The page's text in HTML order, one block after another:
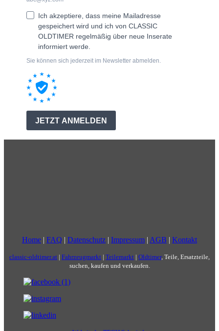
Home | FAQ | Datenschutz | Impressum | AGB | Kontakt
classic-oldtimer.at | Fahrzeugmarkt | Teilemarkt | Oldtimer, Teile, Ersatzteile,
suchen, kaufen und verkaufen.